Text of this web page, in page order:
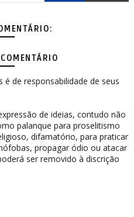
de responsabilidade de seus
de ideias, contudo não
palanque para proselitismo
difamatório, para praticar
propagar ódio ou atacar
ser removido à discrição